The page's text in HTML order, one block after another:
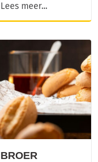
Lees meer...
BROER